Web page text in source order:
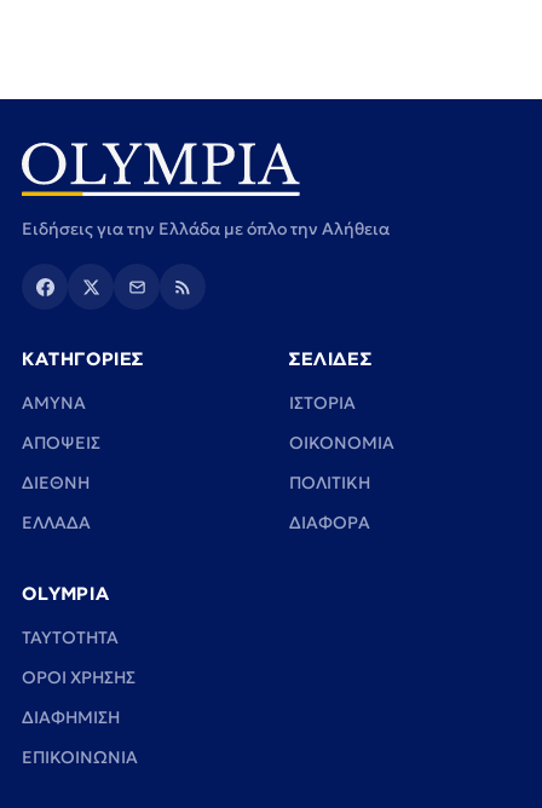
Ειδήσεις για την Ελλάδα με όπλο την Αλήθεια
ΚΑΤΗΓΟΡΙΕΣ
ΑΜΥΝΑ
ΑΠΟΨΕΙΣ
ΔΙΕΘΝΗ
ΕΛΛΑΔΑ
ΣΕΛΙΔΕΣ
ΙΣΤΟΡΙΑ
ΟΙΚΟΝΟΜΙΑ
ΠΟΛΙΤΙΚΗ
ΔΙΑΦΟΡΑ
OLYMPIA
TAYTOTHTA
ΟΡΟΙ ΧΡΗΣΗΣ
ΔΙΑΦΗΜΙΣΗ
ΕΠΙΚΟΙΝΩΝΙΑ